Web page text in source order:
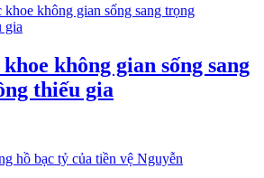
không gian sống sang
thiếu gia